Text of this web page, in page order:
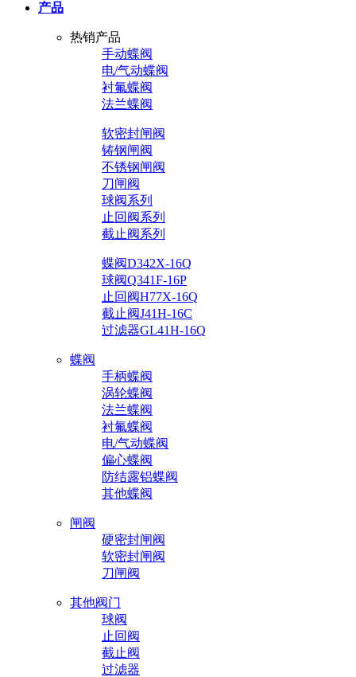
产品
热销产品
手动蝶阀
电/气动蝶阀
衬氟蝶阀
法兰蝶阀
软密封闸阀
铸钢闸阀
不锈钢闸阀
刀闸阀
球阀系列
止回阀系列
截止阀系列
蝶阀D342X-16Q
球阀Q341F-16P
止回阀H77X-16Q
截止阀J41H-16C
过滤器GL41H-16Q
蝶阀
手柄蝶阀
涡轮蝶阀
法兰蝶阀
衬氟蝶阀
电/气动蝶阀
偏心蝶阀
防结露铝蝶阀
其他蝶阀
闸阀
硬密封闸阀
软密封闸阀
刀闸阀
其他阀门
球阀
止回阀
截止阀
过滤器